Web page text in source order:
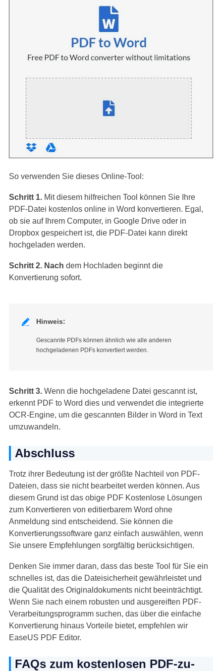
So verwenden Sie dieses Online-Tool:
Schritt 1.Mit diesem hilfreichen Tool können Sie Ihre
PDF-Datei kostenlos online in Word konvertieren. Egal,
ob sie auf Ihrem Computer, in Google Drive oder in
Dropbox gespeichert ist, die PDF-Datei kann direkt
hochgeladen werden.
Schritt 2. Nach dem Hochladen beginnt die
Konvertierung sofort.
 Hinweis:
Gescannte PDFs können ähnlich wie alle anderen
hochgeladenen PDFs konvertiert werden.
Schritt 3.Wenn die hochgeladene Datei gescannt ist,
erkennt PDF to Word dies und verwendet die integrierte
OCR-Engine, um die gescannten Bilder in Word in Text
umzuwandeln.
Abschluss
Trotz ihrer Bedeutung ist der größte Nachteil von PDF-
Dateien, dass sie nicht bearbeitet werden können. Aus
diesem Grund ist das obige PDF Kostenlose Lösungen
zum Konvertieren von editierbarem Word ohne
Anmeldung sind entscheidend. Sie können die
Konvertierungssoftware ganz einfach auswählen, wenn
Sie unsere Empfehlungen sorgfältig berücksichtigen.
Denken Sie immer daran, dass das beste Tool für Sie ein
schnelles ist, das die Dateisicherheit gewährleistet und
die Qualität des Originaldokuments nicht beeinträchtigt.
Wenn Sie nach einem robusten und ausgereiften PDF-
Verarbeitungsprogramm suchen, das über die einfache
Konvertierung hinaus Vorteile bietet, empfehlen wir
EaseUS PDF Editor.
FAQs zum kostenlosen PDF-zu-